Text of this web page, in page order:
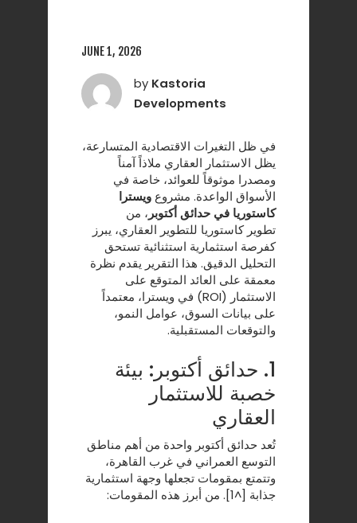
JUNE 1, 2026
by Kastoria
Developments
في ظل التغيرات الاقتصادية المتسارعة،
يظل الاستثمار العقاري ملاذاً آمناً
ومصدرا موثوقاً للعوائد، خاصة في
الأسواق الواعدة. مشروع ويسترا
كاستوريا في حدائق أكتوبر ، من
تطويركاستوريا للتطوير العقاري، يبرز
كفرصة استثمارية استثنائية تستحق
التحليل الدقيق. هذا التقرير يقدم نظرة
معمقة على العائد المتوقع على
الاستثمار (ROI) في ويسترا، معتمداً
على بيانات السوق، عوامل النمو،
والتوقعات المستقبلية.
1. حدائق أكتوبر: بيئة
خصبة للاستثمار
العقاري
تُعد حدائق أكتوبر واحدة من أهم مناطق
التوسع العمراني في غرب القاهرة،
وتتمتع بمقومات تجعلها وجهة استثمارية
جذابة [^1]. من أبرز هذه المقومات: